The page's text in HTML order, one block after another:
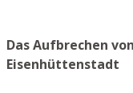
Das Aufbrechen
Eisenhüttenstadt